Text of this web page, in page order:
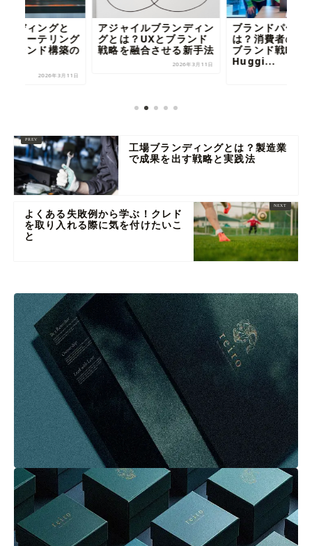
ンディングと
ーリーテリング
ブランド構築の
2026年3月11日
アジャイルブランディン
グとは？UXとブランド
戦略を融合させる新手法
2026年3月11日
ブランドパート
は？消費者の声
ブランド戦略を
Huggi...
工場ブランディングとは？製造業
で成果を出す戦略と実践法
よくある失敗例から学ぶ！クレド
を取り入れる際に気を付けたいこ
と
サービス一覧
Services